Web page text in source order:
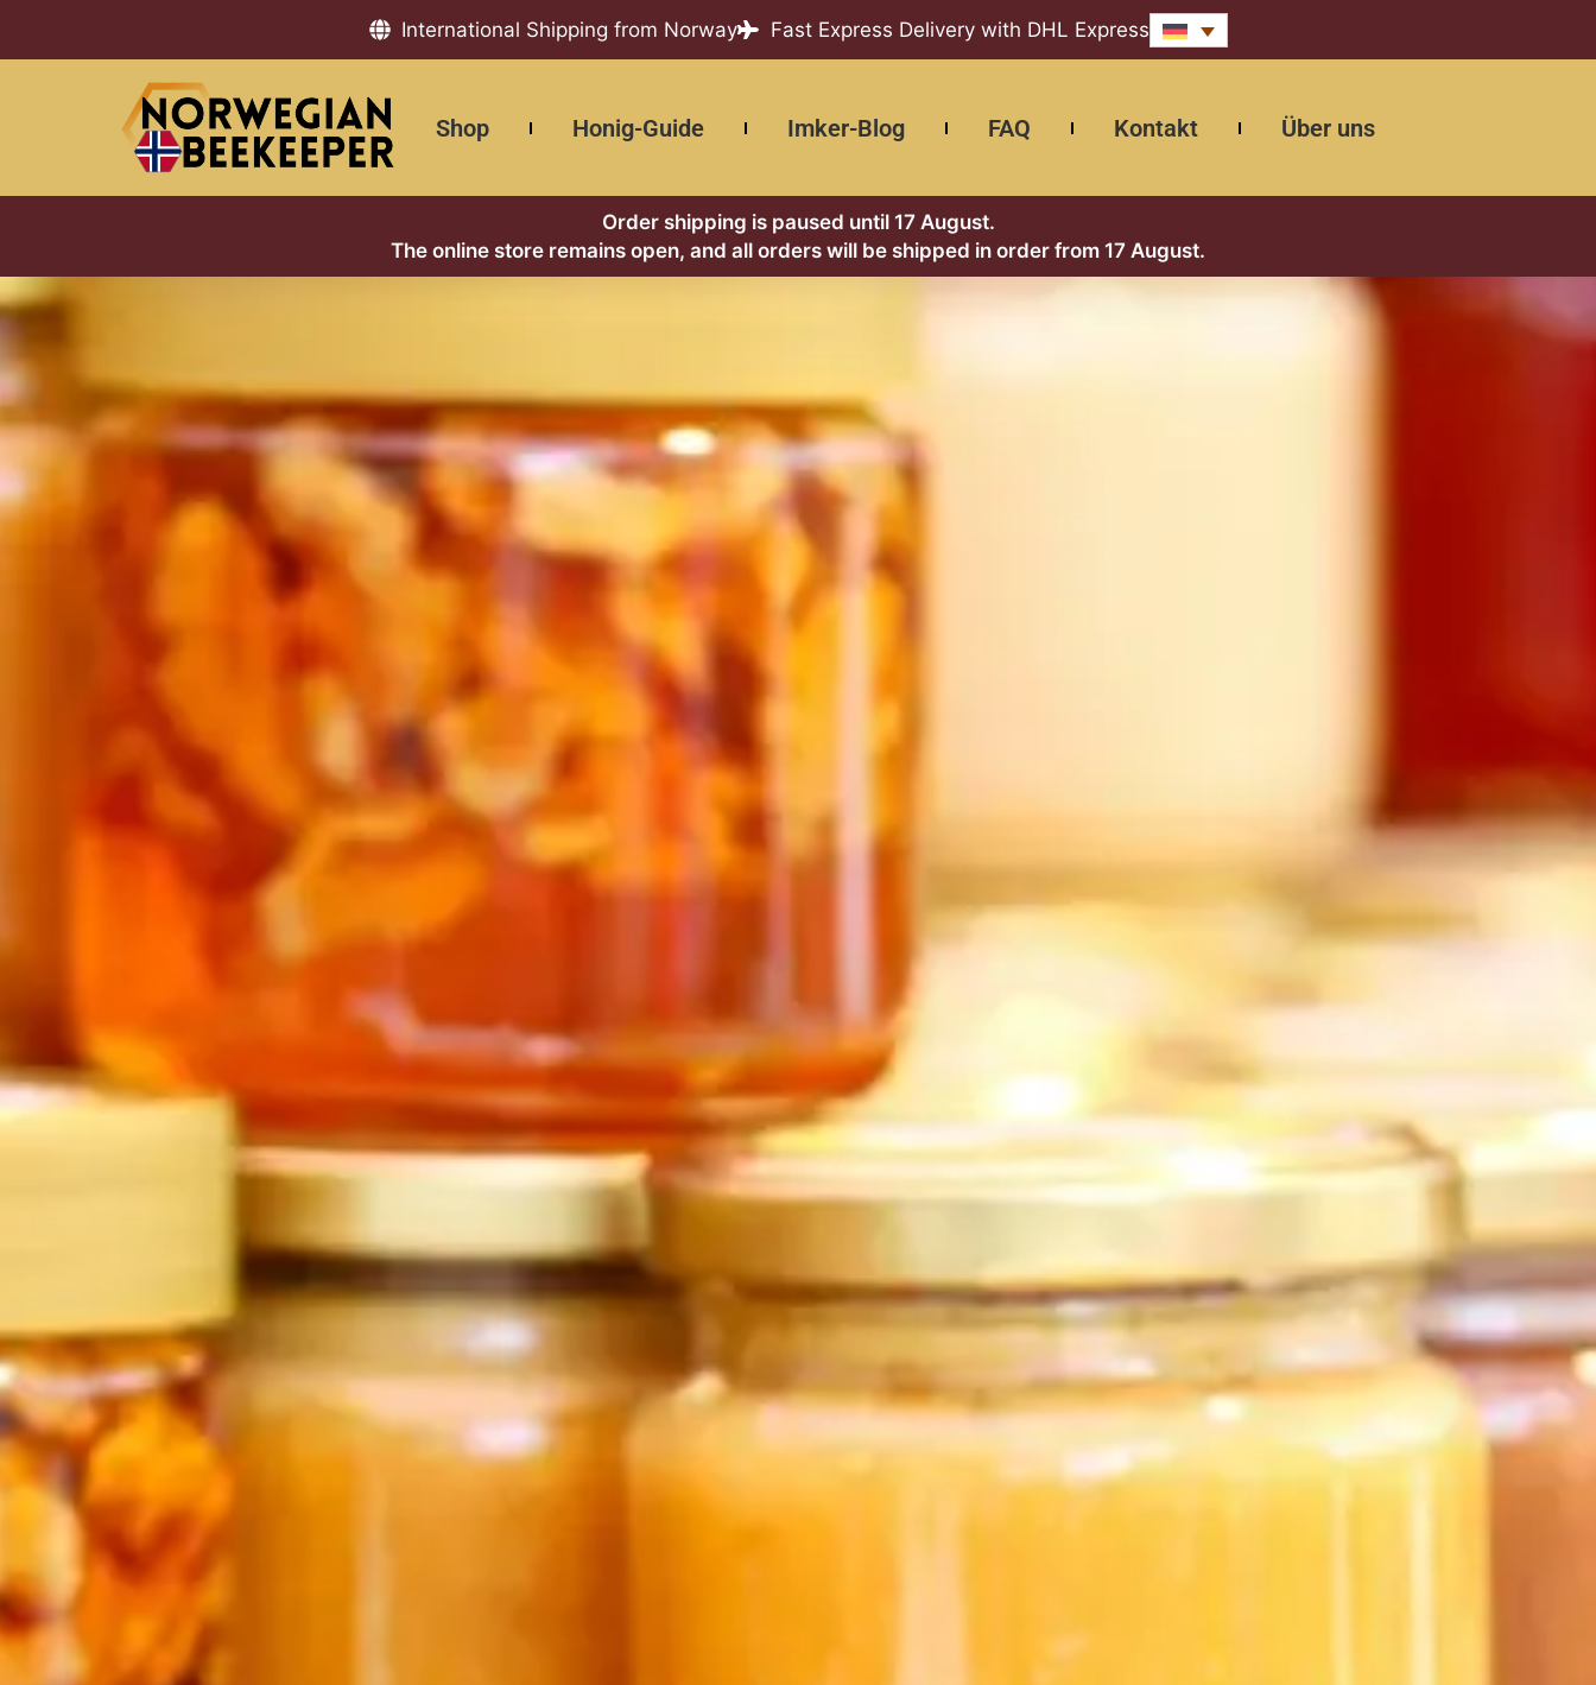
International Shipping from Norway Fast Express Delivery with DHL Express
Shop Honig-Guide Imker-Blog FAQ Kontakt Über uns
Order shipping is paused until 17 August.
The online store remains open, and all orders will be shipped in order from 17 August.